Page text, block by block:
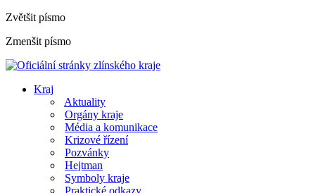
Zvětšit písmo
Zmenšit písmo
Kraj
Aktuality
Orgány kraje
Média a komunikace
Krizové řízení
Pozvánky
Hejtman
Symboly kraje
Praktické odkazy